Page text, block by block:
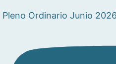
Pleno Ordinario Junio 2026